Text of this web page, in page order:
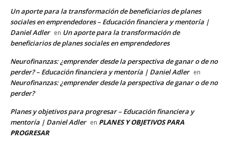
Un aporte para la transformación de beneficiarios de planes
sociales en emprendedores – Educación financiera y mentoría |
Daniel Adler en Un aporte para la transformación de
beneficiarios de planes sociales en emprendedores
Neurofinanzas: ¿emprender desde la perspectiva de ganar o de no
perder? – Educación financiera y mentoría | Daniel Adler en
Neurofinanzas: ¿emprender desde la perspectiva de ganar o de no
perder?
Planes y objetivos para progresar – Educación financiera y
mentoría | Daniel Adler en PLANES Y OBJETIVOS PARA
PROGRESAR